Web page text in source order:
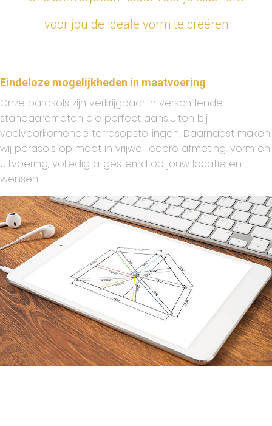
voor jou de ideale vorm te creëren
Eindeloze mogelijkheden in maatvoering
Onze parasols zijn verkrijgbaar in verschillende
standaardmaten die perfect aansluiten bij
veelvoorkomende terrasopstellingen. Daarnaast maken
wij parasols op maat in vrijwel iedere afmeting, vorm en
uitvoering, volledig afgestemd op jouw locatie en
wensen.